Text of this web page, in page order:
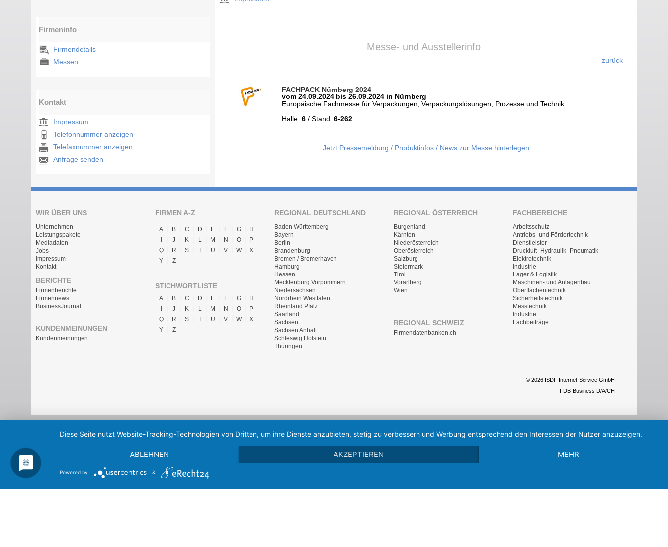
Firmeninfo
Firmendetails
Messen
Kontakt
Impressum
Telefonnummer anzeigen
Telefaxnummer anzeigen
Anfrage senden
Messe- und Ausstellerinfo
zurück
FACHPACK Nürnberg 2024
vom 24.09.2024 bis 26.09.2024 in Nürnberg
Europäische Fachmesse für Verpackungen, Verpackungslösungen, Prozesse und Technik
Halle: 6/ Stand: 6-262
Jetzt Pressemeldung / Produktinfos / News zur Messe hinterlegen
WIR ÜBER UNS
Unternehmen
Leistungspakete
Mediadaten
Jobs
Impressum
Kontakt
BERICHTE
Firmenberichte
Firmennews
BusinessJournal
KUNDENMEINUNGEN
Kundenmeinungen
FIRMEN A-Z
A B C D E F G
H
J K L M N O
P
Q
R S T U V W
X
Y
Z
STICHWORTLISTE
A B C D E F G
H
I
J K L M N O
P
Q
R S T U V W
X
Y
Z
REGIONAL DEUTSCHLAND
Baden Württemberg
Bayern
Berlin
Brandenburg
Bremen / Bremerhaven
Hamburg
Hessen
Mecklenburg Vorpommern
Niedersachsen
Nordrhein Westfalen
Rheinland Pfalz
Saarland
Sachsen
Sachsen Anhalt
Schleswig Holstein
Thüringen
REGIONAL ÖSTERREICH
Burgenland
Kärnten
Niederösterreich
Oberösterreich
Salzburg
Steiermark
Tirol
Vorarlberg
Wien
REGIONAL SCHWEIZ
Firmendatenbanken.ch
FACHBEREICHE
Arbeitsschutz
Antriebs- und Fördertechnik
Dienstleister
Druckluft- Hydraulik- Pneumatik
Elektrotechnik
Industrie
Lager & Logistik
Maschinen- und Anlagenbau
Oberflächentechnik
Sicherheitstechnik
Messtechnik
Industrie
Fachbeiträge
© 2026 ISDF Internet-Service GmbH
FDB-Business D/A/CH
Diese Seite nutzt Website-Tracking-Technologien von Dritten, um ihre Dienste anzubieten, stetig zu verbessern und Werbung entsprechend den Interessen der Nutzer anzuzeigen.
ABLEHNEN AKZEPTIEREN MEHR
Powered by &